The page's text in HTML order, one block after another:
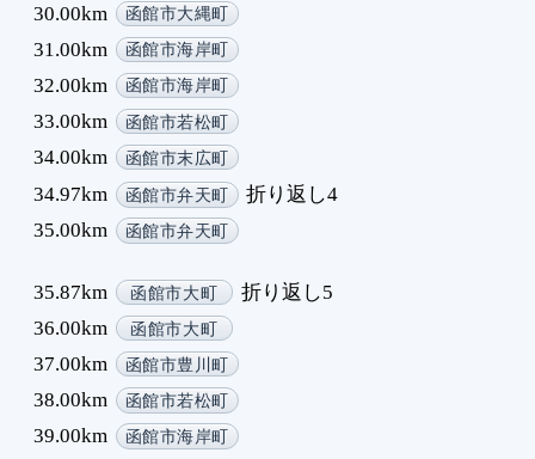
30.00km 函館市大縄町
31.00km 函館市海岸町
32.00km 函館市海岸町
33.00km 函館市若松町
34.00km 函館市末広町
34.97km 函館市弁天町
折り返し4
35.00km
函館市弁天町
35.87km 函館市大町
折り返し5
36.00km
函館市大町
37.00km 函館市豊川町
38.00km 函館市若松町
39.00km 函館市海岸町